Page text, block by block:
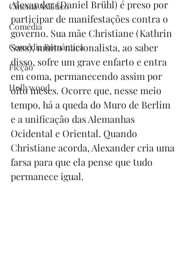
Cinema Asiático
Comédia
Comédia Romântica
Ficção
Hollywood
Alexander (Daniel Brühl) é preso por
participar de manifestações contra o
governo. Sua mãe Christiane (Kathrin
Sass), muito nacionalista, ao saber
disso, sofre um grave enfarto e entra
em coma, permanecendo assim por
oito meses. Ocorre que, nesse meio
tempo, há a queda do Muro de Berlim
e a unificação das Alemanhas
Ocidental e Oriental. Quando
Christiane acorda, Alexander cria uma
farsa para que ela pense que tudo
permanece igual.